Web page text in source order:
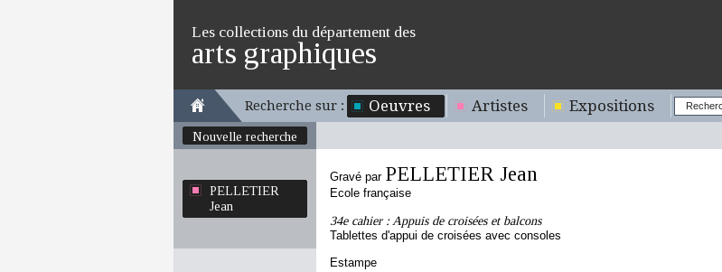
Les collections du département des
arts graphiques
Recherche sur : Oeuvres Artistes Expositions
Nouvelle recherche
PELLETIER
Jean
Gravé par PELLETIER Jean
Ecole française
34e cahier : Appuis de croisées et balcons
Tablettes d'appui de croisées avec consoles
Estampe